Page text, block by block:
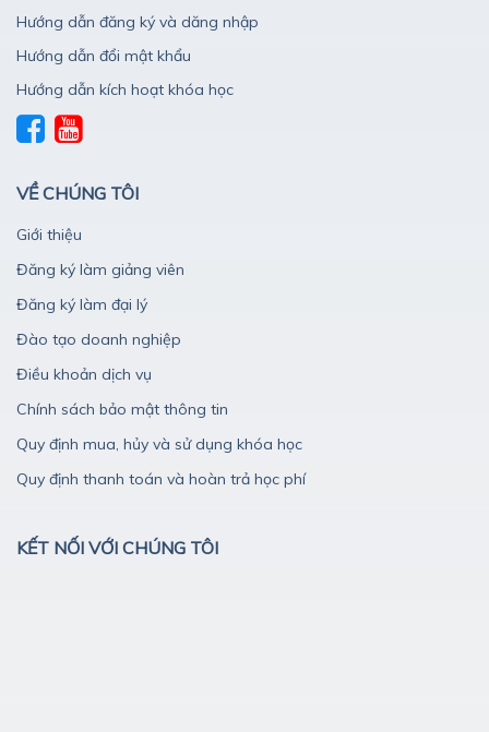
Hướng dẫn đăng ký và dăng nhập
Hướng dẫn đổi mật khẩu
Hướng dẫn kích hoạt khóa học
VỀ CHÚNG TÔI
Giới thiệu
Đăng ký làm giảng viên
Đăng ký làm đại lý
Đào tạo doanh nghiệp
Điều khoản dịch vụ
Chính sách bảo mật thông tin
Quy định mua, hủy và sử dụng khóa học
Quy định thanh toán và hoàn trả học phí
KẾT NỐI VỚI CHÚNG TÔI